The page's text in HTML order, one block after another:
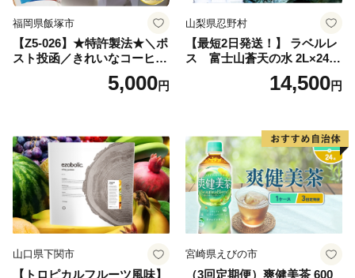
福岡県飯塚市
【Z5-026】★特許製法★＼ポ
スト投函／きれいなコーヒー
ドリップバッグ9種セット(18
袋)ゆうパケットでお届け！
5,000円
山梨県忍野村
【最短2日発送！】 ラベルレ
ス 富士山蒼天の水 2L×24本
（4ケース）※離島不可 天然
水 ミネラルウォーター 水 ペ
産 シリカ ミネラル 美容 備蓄
防災 長期保存 富士山 山梨県
忍野村
14,500円
山口県下関市
【トロピカルフルーツ風味】
宮崎県えびの市
（3回定期便）爽健美茶 600